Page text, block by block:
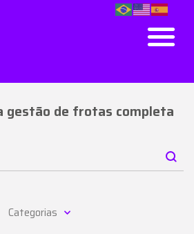
gestão de frotas completa
Categorias